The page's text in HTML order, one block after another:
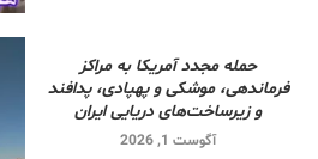
حمله مجدد آمریکا به مراکز
فرماندهی، موشکی و پهپادی، پدافند
و زیرساخت‌های دریایی ایران
آگوست 1, 2026